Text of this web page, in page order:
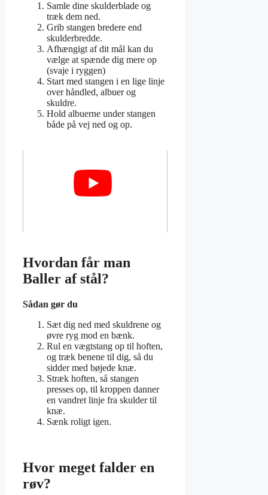
Samle dine skulderblade og
træk dem ned.
Grib stangen bredere end
skulderbredde.
Afhængigt af dit mål kan du
vælge at spænde dig mere op
(svaje i ryggen)
Start med stangen i en lige linje
over håndled, albuer og
skuldre.
Hold albuerne under stangen
både på vej ned og op.
Hvordan får man
Baller af stål?
Sådan gør du
Sæt dig ned med skuldrene og
øvre ryg mod en bænk.
Rul en vægtstang op til hoften,
og træk benene til dig, så du
sidder med bøjede knæ.
Stræk hoften, så stangen
presses op, til kroppen danner
en vandret linje fra skulder til
knæ.
Sænk roligt igen.
Hvor meget falder en
røv?